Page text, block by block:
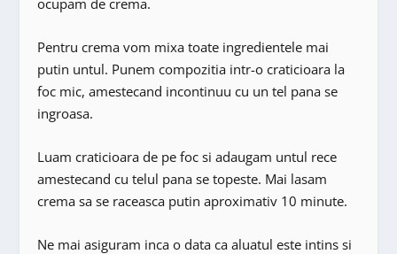
Pentru crema vom mixa toate ingredientele mai
putin untul. Punem compozitia intr-o craticioara la
foc mic, amestecand incontinuu cu un tel pana se
ingroasa.
Luam craticioara de pe foc si adaugam untul rece
amestecand cu telul pana se topeste. Mai lasam
crema sa se raceasca putin aproximativ 10 minute.
Ne mai asiguram inca o data ca aluatul este intins si